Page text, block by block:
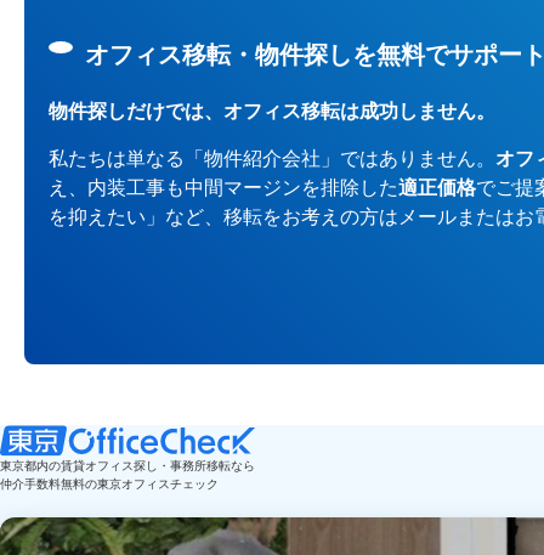
オフィス移転・物件探しを無料でサポー
物件探しだけでは、オフィス移転は成功しません。
私たちは単なる「物件紹介会社」ではありません。 オフ
え、内装工事も中間マージンを排除した適正価格でご提
を抑えたい」など、移転をお考えの方はメールまたは
東京都内の賃貸オフィス探し・事務所移転なら
仲介手数料無料の東京オフィスチェック